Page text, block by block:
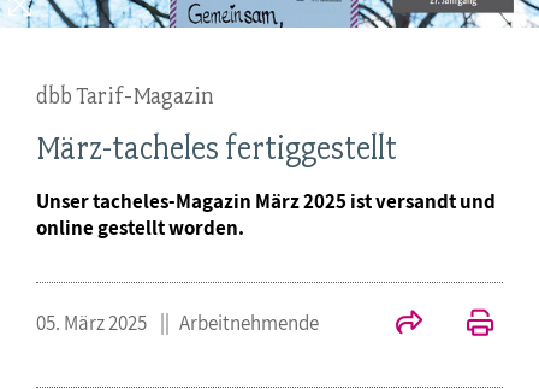
dbb Tarif-Magazin
März-tacheles fertiggestellt
Unser tacheles-Magazin März 2025 ist versandt und
online gestellt worden.
05. März 2025 Arbeitnehmende